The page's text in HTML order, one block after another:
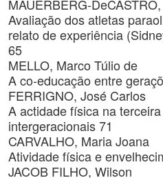
MAUERBERG-
Avaliação dos atletas
relato de experiência
65
MELLO, Marco Túlio de
A co-educação entre
FERRIGNO, José Carlos
A actidade física na
intergeracionais 71
CARVALHO, Maria Joana
Atividade física e
JACOB FILHO, Wilson